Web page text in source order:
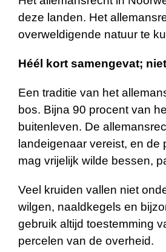
deze landen. Het
overweldigende natuur te
Héél kort samengevat;
Een traditie van het
bos. Bijna 90 procent van
buitenleven. De
landeigenaar vereist, en
mag vrijelijk wilde bessen,
Veel kruiden vallen niet
wilgen, naaldkegels en
gebruik altijd toestemming
percelen van de overheid.